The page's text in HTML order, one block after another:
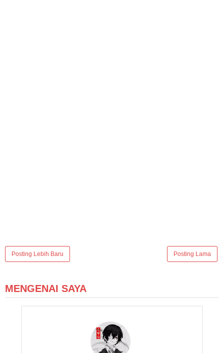
Posting Lebih Baru Posting Lama
MENGENAI SAYA